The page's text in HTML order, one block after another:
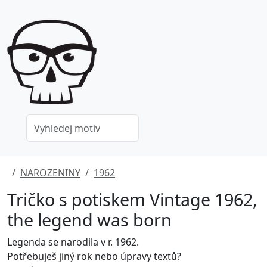
NAROZENINY 1962
Tričko s potiskem Vintage 1962,
the legend was born
Legenda se narodila v r. 1962.
Potřebuješ jiný rok nebo úpravy textů?